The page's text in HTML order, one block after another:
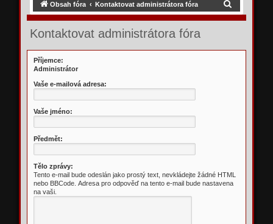
Obsah fóra Kontaktovat administrátora fóra
Kontaktovat administrátora fóra
Příjemce:
Administrátor
Vaše e-mailová adresa:
Vaše jméno:
Předmět:
Tělo zprávy:
Tento e-mail bude odeslán jako prostý text, nevkládejte žádné HTML
nebo BBCode. Adresa pro odpověď na tento e-mail bude nastavena
na vaši.